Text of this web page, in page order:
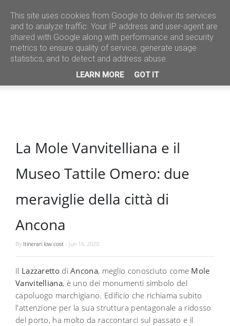
La Mole Vanvitelliana e il
Museo Tattile Omero: due
meraviglie della città di
Ancona
By Itinerari low cost - Jun 16, 2020
Il LazzarettodiAncona, meglio conosciuto come Mole
Vanvitelliana, è uno dei monumenti simbolo del
capoluogo marchigiano. Edificio che richiama subito
l'attenzione per la sua struttura pentagonale a ridosso
del porto, ha molto da raccontarci sul passato e il
This site uses cookies from Google to deliver its services
and to analyze traffic. Your IP address and user-agent are
shared with Google along with performance and security
metrics to ensure quality of service, generate usage
statistics, and to detect and address abuse.
LEARN MORE GOT IT